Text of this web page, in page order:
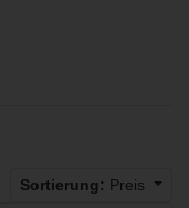
Sortierung: Preis